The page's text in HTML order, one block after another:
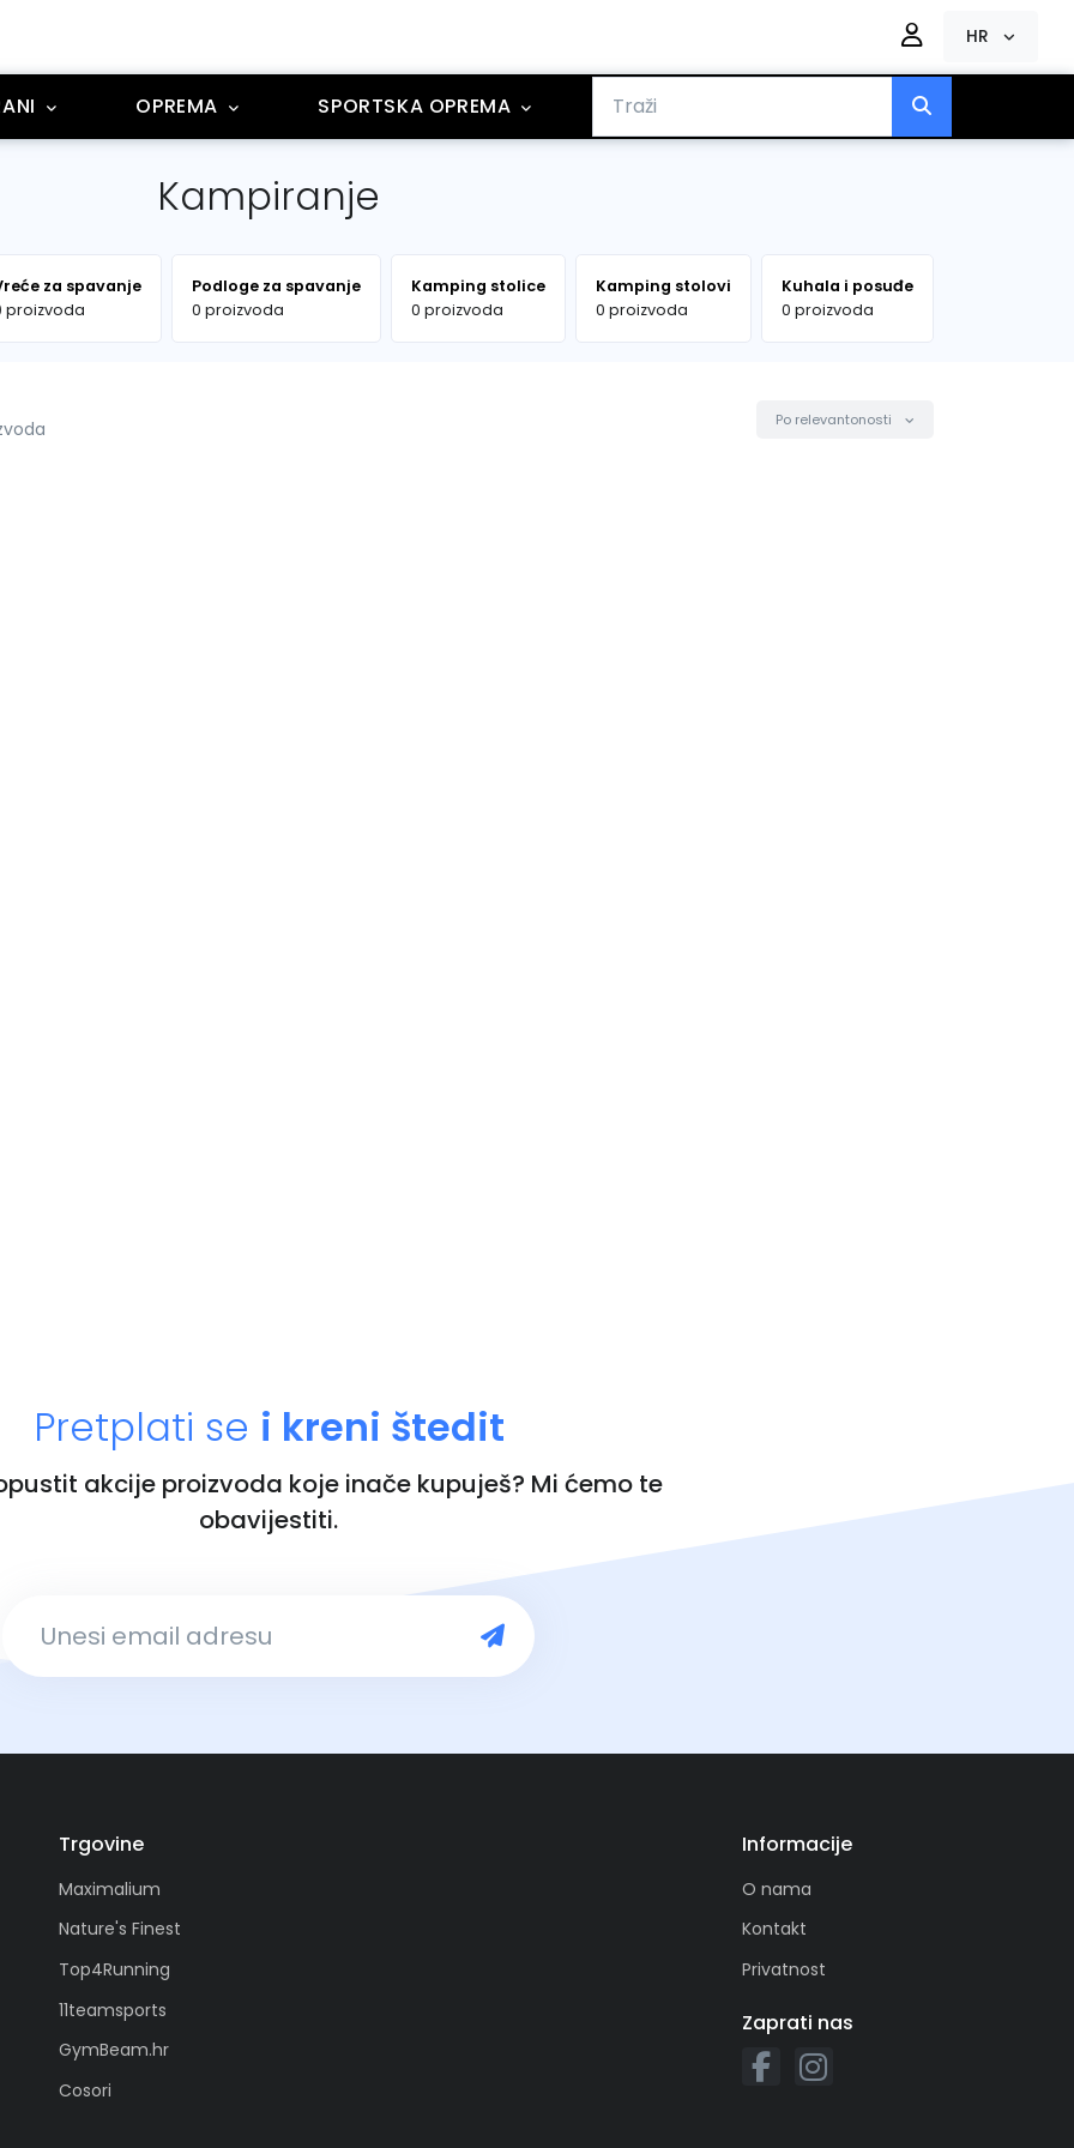
HR
OPREMA SPORTSKA OPREMA
Kampiranje
za spavanje
proizvoda
Podloge za spavanje
0 proizvoda
Kamping stolice
0 proizvoda
Kamping stolovi
0 proizvoda
Kuhala i posuđe
0 proizvoda
Po relevantonosti
Pretplati se i kreni štedit
akcije proizvoda koje inače kupuješ? Mi ćemo te
obavijestiti.
Trgovine
Maximalium
Nature's Finest
Top4Running
11teamsports
GymBeam.hr
Cosori
Informacije
O nama
Kontakt
Privatnost
Zaprati nas